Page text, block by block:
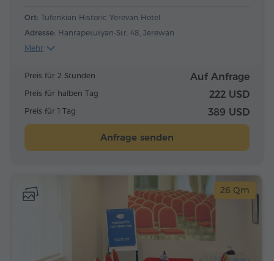
Ort: Tufenkian Historic Yerevan Hotel
Adresse: Hanrapetutyan-Str. 48, Jerewan
Mehr
Preis für 2 Stunden Auf Anfrage
Preis für halben Tag 222 USD
Preis für 1 Tag 389 USD
Anfrage senden
26 Qm